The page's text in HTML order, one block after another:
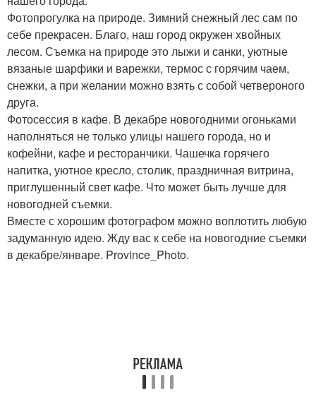
Фотопрогулка на природе. Зимний снежный лес сам по
себе прекрасен. Благо, наш город окружен хвойных
лесом. Съемка на природе это лыжи и санки, уютные
вязаные шарфики и варежки, термос с горячим чаем,
снежки, а при желании можно взять с собой четвероного
друга.
Фотосессия в кафе. В декабре новогодними огоньками
наполняться не только улицы нашего города, но и
кофейни, кафе и ресторанчики. Чашечка горячего
напитка, уютное кресло, столик, праздничная витрина,
приглушенный свет кафе. Что может быть лучше для
новогодней съемки.
Вместе с хорошим фотографом можно воплотить любую
задуманную идею. Жду вас к себе на новогодние съемки
в декабре/январе. Province_Photo.